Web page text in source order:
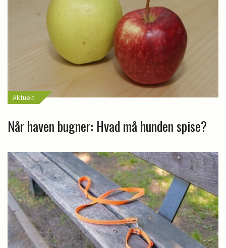
Aktuelt
Når haven bugner: Hvad må hunden spise?